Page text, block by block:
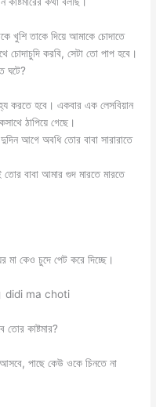
খুশি তাকে দিয়ে আমাকে চোদাতে
চোদাচুদি করবি, সেটা তো পাপ হবে।
ঘটে?
করতে হবে। একবার এক লেসবিয়ান
ঠাপিয়ে গেছে।
আগে অবধি তোর বাবা সারারাতে
বাবা আমার গুদ মারতে মারতে
মা কেও চুদে পেট করে দিচ্ছে।
didi ma choti
কাষ্টমার?
পাছে কেউ ওকে চিনতে না